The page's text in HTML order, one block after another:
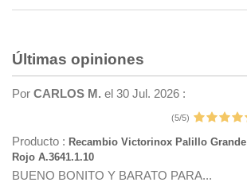
Últimas opiniones
Por CARLOS M. el 30 Jul. 2026 :
(5/5)
Producto : Recambio Victorinox Palillo Grande
Rojo A.3641.1.10
BUENO BONITO Y BARATO PARA...